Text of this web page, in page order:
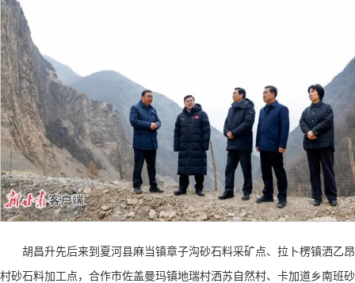
胡昌升先后来到夏河县麻当镇章子沟砂石料采矿点、拉卜楞镇洒乙昂
村砂石料加工点，合作市佐盖曼玛镇地瑞村洒苏自然村、卡加道乡南班砂